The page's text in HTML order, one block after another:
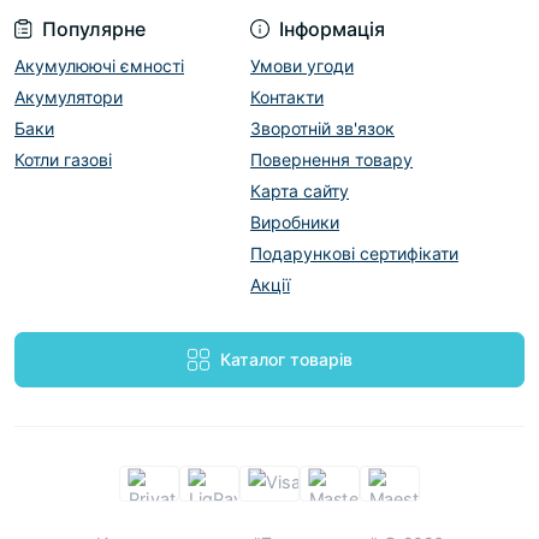
участі посередників, тому в нашому магазині
невисока
ціна сантехніки Grohe Atrio new
Якщо ви не впевнені, що обрана сантехніка вам
підійде, або вам потрібна допомога у виборі, ми
завжди готові надати консультацію по телефону
(099) 00-99-655 або онлайн.
Популярне
Акумулюючі ємності
Акумулятори
Баки
Котли газові
Інформація
Умови угоди
Контакти
Зворотній зв'язок
Повернення товару
Карта сайту
Виробники
Подарункові сертифікати
Акції
Каталог товарів